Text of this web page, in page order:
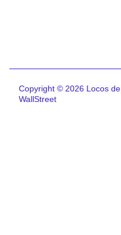
Copyright © 2026 Locos de
WallStreet